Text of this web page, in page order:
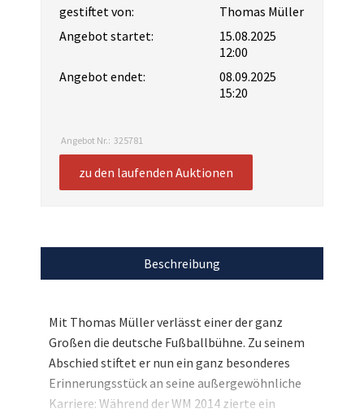
gestiftet von:
Thomas Müller
Angebot startet:
15.08.2025
12:00
Angebot endet:
08.09.2025
15:20
Angebot Nr.: 325781
zu den laufenden Auktionen
Beschreibung
Mit Thomas Müller verlässt einer der ganz
Großen die deutsche Fußballbühne. Zu seinem
Abschied stiftet er nun ein ganz besonderes
Erinnerungsstück an seine außergewöhnliche
Karriere: Während der WM 2014 zierte ein